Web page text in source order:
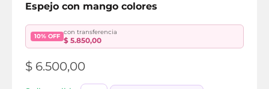
Espejo con mango colores
10% OFF
con transferencia
$ 5.850,00
$ 6.500,00